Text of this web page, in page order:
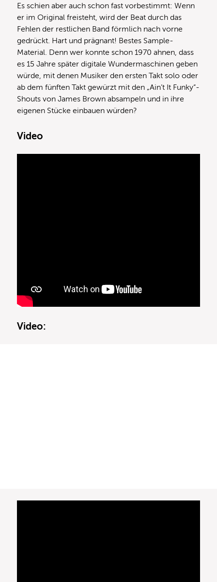
Es schien aber auch schon fast vorbestimmt: Wenn
er im Original freisteht, wird der Beat durch das
Fehlen der restlichen Band förmlich nach vorne
gedrückt. Hart und prägnant! Bestes Sample-
Material. Denn wer konnte schon 1970 ahnen, dass
es 15 Jahre später digitale Wundermaschinen geben
würde, mit denen Musiker den ersten Takt solo oder
ab dem fünften Takt gewürzt mit den „Ain’t It Funky“-
Shouts von James Brown absampeln und in ihre
eigenen Stücke einbauen würden?
Video
Video: